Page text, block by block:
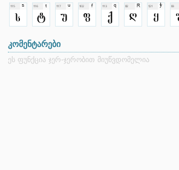
კომენტარები
ეს ფუნქცია ჯერ-ჯერობით მიუწვდომელია